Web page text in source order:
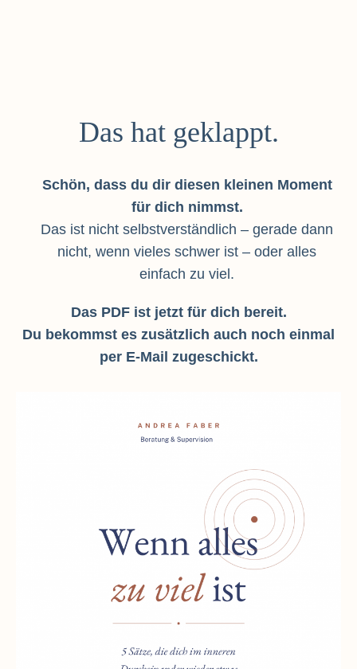
Das hat geklappt.
Schön, dass du dir diesen kleinen Moment
für dich nimmst.
Das ist nicht selbstverständlich – gerade dann
nicht, wenn vieles schwer ist – oder alles
einfach zu viel.
Das PDF ist jetzt für dich bereit.
Du bekommst es zusätzlich auch noch einmal
per E-Mail zugeschickt.